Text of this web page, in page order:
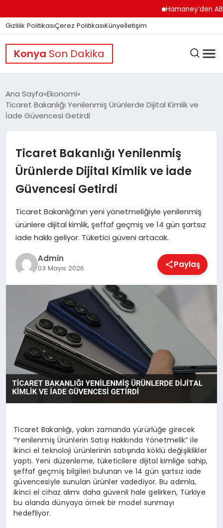
Hamaney’den
Gizlilik PolitikasıÇerez PolitikasıKünyeİletişim
Konya Son Dakika
GÜNDEM
DÜNYA
EĞITIM
EKONOMI
MAGAZIN
SPOR
TEKNOLOJI
Ana Sayfa Ekonomi
Ticaret Bakanlığı Yenilenmiş Ürünlerde Dijital Kimlik ve
İade Güvencesi Getirdi
Ticaret Bakanlığı Yenilenmiş
Ürünlerde Dijital Kimlik ve İade
Güvencesi Getirdi
Ticaret Bakanlığı’nın yeni yönetmeliğiyle yenilenmiş
ürünlere dijital kimlik, şeffaf geçmiş ve 14 gün şartsız
iade hakkı geliyor. Tüketici güveni artacak.
Admin
03 Mayıs 2026 Paylaş
Ticaret Bakanlığı, yakın zamanda yürürlüğe girecek
“Yenilenmiş Ürünlerin Satışı Hakkında Yönetmelik” ile
ikinci el teknoloji ürünlerinin satışında köklü değişiklikler
yaptı. Yeni düzenleme, tüketicilere dijital kimliğe sahip,
şeffaf geçmiş bilgileri bulunan ve 14 gün şartsız iade
güvencesiyle sunulan ürünler vadediyor. Bu adımla,
ikinci el cihaz alımı daha güvenli hale gelirken, Türkiye
bu alanda dünyaya örnek bir model sunmayı
hedefliyor.